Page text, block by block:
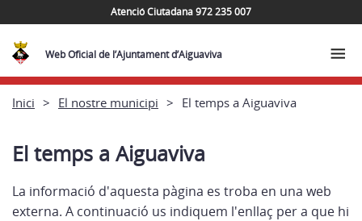
Atenció Ciutadana 972 235 007
Web Oficial de l’Ajuntament d’Aiguaviva
Inici El nostre municipi El temps a Aiguaviva
El temps a Aiguaviva
La informació d'aquesta pàgina es troba en una web
externa. A continuació us indiquem l'enllaç per a que hi